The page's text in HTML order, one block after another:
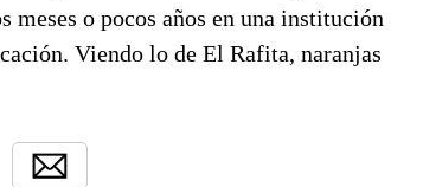
meses o pocos años en una institución
Viendo lo de El Rafita, naranjas